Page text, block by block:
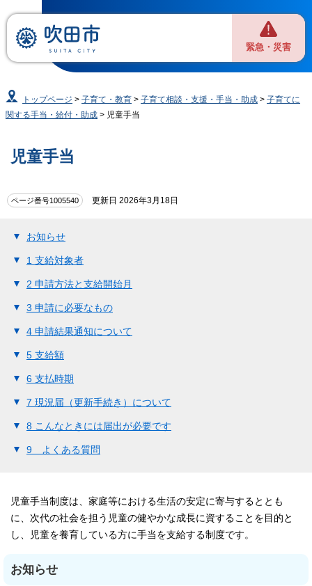
緊急・災害
トップページ >子育て・教育 >子育て相談・支援・手当・助成 >子育てに
関する手当・給付・助成 > 児童手当
児童手当
ページ番号1005540 更新日 2026年3月18日
お知らせ
1 支給対象者
2 申請方法と支給開始月
3 申請に必要なもの
4 申請結果通知について
5 支給額
6 支払時期
7 現況届（更新手続き）について
8 こんなときには届出が必要です
9 よくある質問
児童手当制度は、家庭等における生活の安定に寄与するととも
に、次代の社会を担う児童の健やかな成長に資することを目的と
し、児童を養育している方に手当を支給する制度です。
お知らせ